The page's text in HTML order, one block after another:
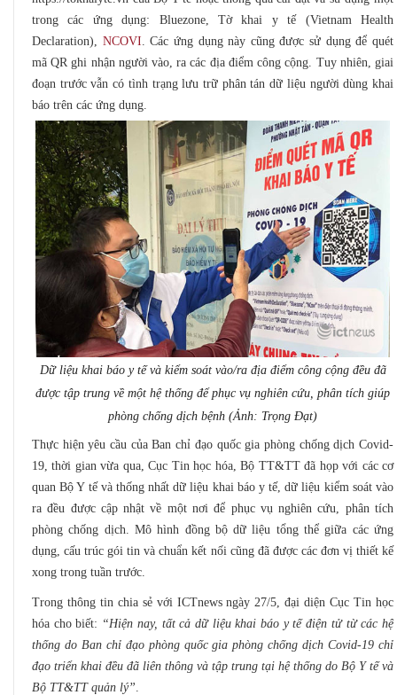
trong các ứng dụng: Bluezone, Tờ khai y tế (Vietnam Health
Declaration), NCOVI. Các ứng dụng này cũng được sử dụng để quét
mã QR ghi nhận người vào, ra các địa điểm công cộng. Tuy nhiên, giai
đoạn trước vẫn có tình trạng lưu trữ phân tán dữ liệu người dùng khai
báo trên các ứng dụng.
Dữ liệu khai báo y tế và kiểm soát vào/ra địa điểm công cộng đều đã
được tập trung về một hệ thống để phục vụ nghiên cứu, phân tích giúp
phòng chống dịch bệnh (Ảnh: Trọng Đạt)
Thực hiện yêu cầu của Ban chỉ đạo quốc gia phòng chống dịch Covid-
19, thời gian vừa qua, Cục Tin học hóa, Bộ TT&TT đã họp với các cơ
quan Bộ Y tế và thống nhất dữ liệu khai báo y tế, dữ liệu kiểm soát vào
ra đều được cập nhật về một nơi để phục vụ nghiên cứu, phân tích
phòng chống dịch. Mô hình đồng bộ dữ liệu tổng thể giữa các ứng
dụng, cấu trúc gói tin và chuẩn kết nối cũng đã được các đơn vị thiết kế
xong trong tuần trước.
Trong thông tin chia sẻ với ICTnews ngày 27/5, đại diện Cục Tin học
hóa cho biết: “Hiện nay, tất cả dữ liệu khai báo y tế điện tử từ các hệ
thống do Ban chỉ đạo phòng quốc gia phòng chống dịch Covid-19 chỉ
đạo triển khai đều đã liên thông và tập trung tại hệ thống do Bộ Y tế và
Bộ TT&TT quản lý”.